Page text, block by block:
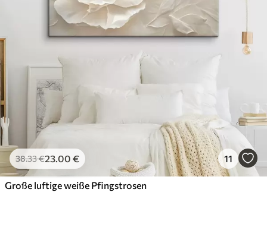
38.33€23.00 € 11
Große luftige weiße Pfingstrosen